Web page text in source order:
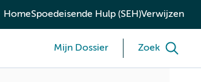
HomeSpoedeisende Hulp (SEH)Verwijzen
Mijn Dossier Zoek